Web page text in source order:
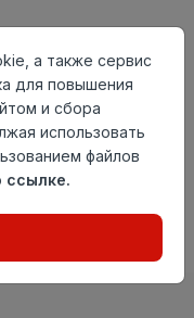
отличаться от
Проверяйте
а также сервис
для повышения
и сбора
использовать
файлов
ссылке.